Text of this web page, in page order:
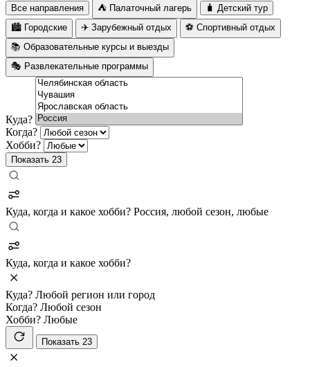
Все направления ⛺ Палаточный лагерь
🧳 Детский тур
🏙️ Городские
✈️ Зарубежный отдых
⚽ Спортивный отдых
📚 Образовательные курсы и выезды
🎭 Развлекательные программы
Куда?
Когда?
Хобби?
Показать 23
Куда, когда и какое хобби? Россия, любой сезон, любые
Куда, когда и какое хобби?
Куда? Любой регион или город
Когда? Любой сезон
Хобби? Любые
Показать 23